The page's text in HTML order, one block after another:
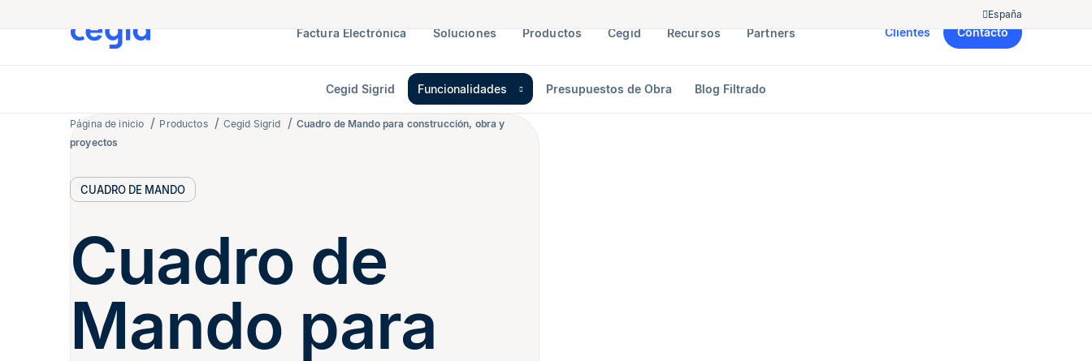
España
Factura Electrónica Soluciones Productos Cegid Recursos Partners Clientes Contacto
Cegid Sigrid Funcionalidades Presupuestos de Obra Blog Filtrado
Página de inicio Productos Cegid Sigrid
Cuadro de Mando para construcción, obra y
proyectos
CUADRO DE MANDO
Cuadro de
Mando para